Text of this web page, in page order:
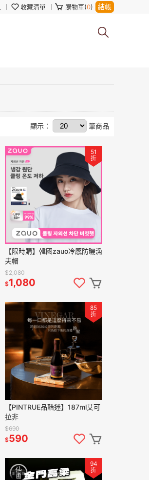
收藏清單 購物車(0) 結帳
顯示： 筆商品
51
折
【限時購】韓國zauo冷感防曬漁
夫帽
$2,080
$1,080
85
折
【PINTRUE品醋迷】187ml艾可
拉非
$690
$590
94
折